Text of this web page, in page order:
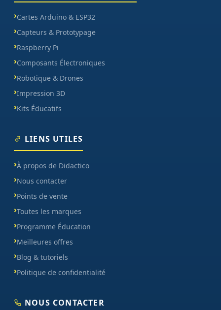
Cartes Arduino & ESP32
Capteurs & Prototypage
Raspberry Pi
Composants Électroniques
Robotique & Drones
Impression 3D
Kits Éducatifs
LIENS UTILES
À propos de Didactico
Nous contacter
Points de vente
Toutes les marques
Programme Éducation
Meilleures offres
Blog & tutoriels
Politique de confidentialité
NOUS CONTACTER